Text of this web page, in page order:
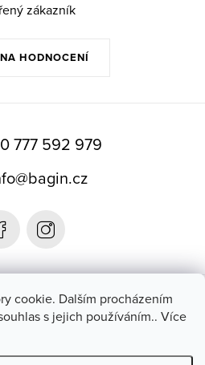
cookie. Dalším procházením
s jejich používáním.. Více
HODNOCENÍ
zákazník
777 592 979
@bagin.cz